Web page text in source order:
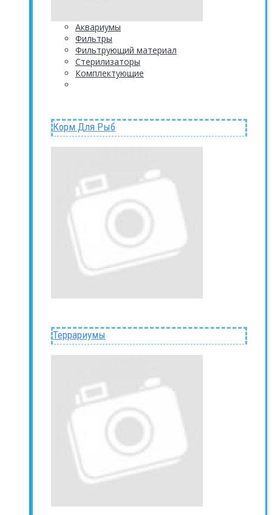
Аквариумы
Фильтры
Фильтрующий материал
Стерилизаторы
Комплектующие
Корм Для Рыб
Террариумы